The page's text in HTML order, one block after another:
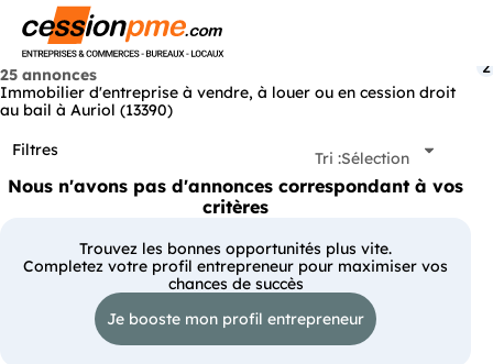
25 annonces
Immobilier d'entreprise à vendre, à louer ou en cession droit
au bail à Auriol (13390)
Filtres
2
Tri :Sélection
Nous n'avons pas d'annonces correspondant à vos
critères
Trouvez les bonnes opportunités plus vite.
Completez votre profil entrepreneur pour maximiser vos
chances de succès
Je booste mon profil entrepreneur